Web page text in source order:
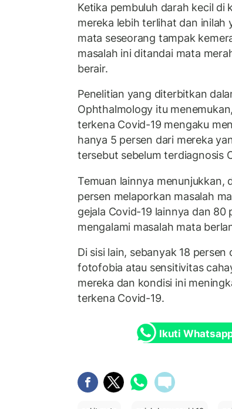
Ketika pembuluh darah kecil di
mereka lebih terlihat dan inilah
mata seseorang tampak
masalah ini ditandai mata
berair.
Penelitian yang diterbitkan
Ophthalmology itu
terkena Covid-19 mengaku
hanya 5 persen dari mereka
tersebut sebelum terdiagnosis
Temuan lainnya menunjukkan,
persen melaporkan masalah
gejala Covid-19 lainnya dan
mengalami masalah mata
Di sisi lain, sebanyak 18
fotofobia atau sensitivitas
mereka dan kondisi ini
terkena Covid-19.
Ikuti